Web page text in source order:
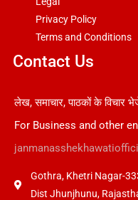
Privacy Policy
Terms and Conditions
Contact Us
लेख, समाचार, पाठकों के विचार
For Business and other
Gothra, Khetri Nagar-
Dist Jhunjhunu,